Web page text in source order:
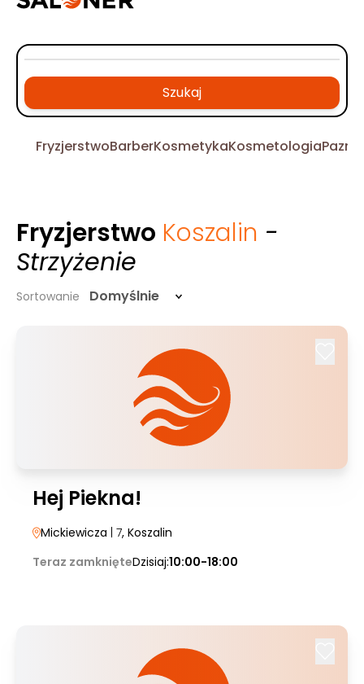
Szukaj
FryzjerstwoBarberKosmetykaKosmetologia
Fryzjerstwo Koszalin -
Strzyżenie
Sortowanie Domyślnie
Hej Piekna!
Mickiewicza | 7, Koszalin
Teraz zamknięteDzisiaj:10:00-18:00